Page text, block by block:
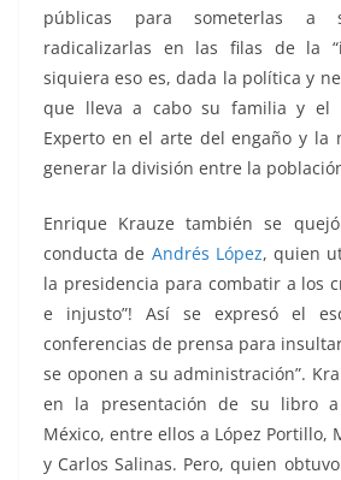
públicas para someterlas a
radicalizarlas en las filas de la
siquiera eso es, dada la política y
que lleva a cabo su familia y el
Experto en el arte del engaño y la
generar la división entre la
Enrique Krauze también se
conducta de Andrés López, quien
la presidencia para combatir a los
e injusto”! Así se expresó el
conferencias de prensa para
se oponen a su administración”.
en la presentación de su libro a
México, entre ellos a López Portillo,
y Carlos Salinas. Pero, quien